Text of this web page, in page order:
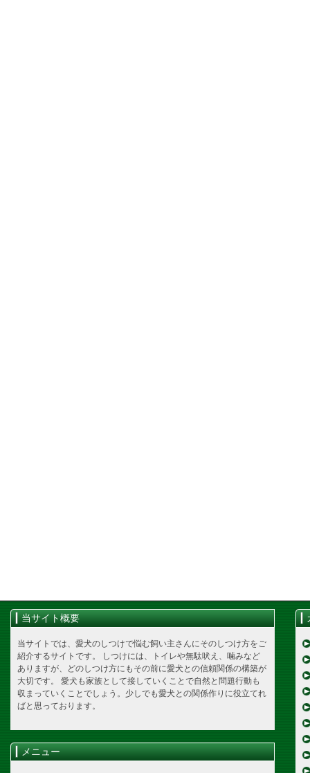
当サイト概要
当サイトでは、愛犬のしつけで悩む飼い主さんにそのしつけ方をご
紹介するサイトです。 しつけには、トイレや無駄吠え、噛みなど
ありますが、どのしつけ方にもその前に愛犬との信頼関係の構築が
大切です。 愛犬も家族として接していくことで自然と問題行動も
収まっていくことでしょう。少しでも愛犬との関係作りに役立てれ
ばと思っております。
メニュー